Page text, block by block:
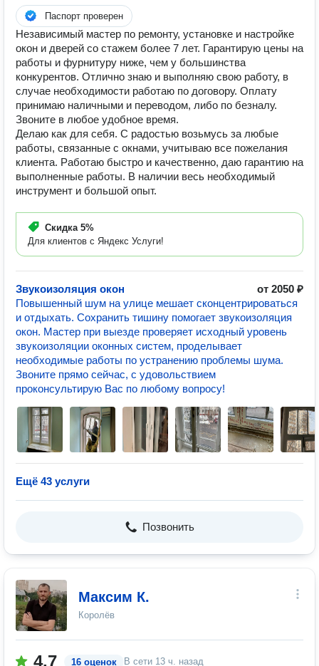
Паспорт проверен
Независимый мастер по ремонту, установке и настройке
окон и дверей со стажем более 7 лет. Гарантирую цены на
работы и фурнитуру ниже, чем у большинства
конкурентов. Отлично знаю и выполняю свою работу, в
случае необходимости работаю по договору. Оплату
принимаю наличными и переводом, либо по безналу.
Звоните в любое удобное время.
Делаю как для себя. С радостью возьмусь за любые
работы, связанные с окнами, учитываю все пожелания
клиента. Работаю быстро и качественно, даю гарантию на
выполненные работы. В наличии весь необходимый
инструмент и большой опыт.
Скидка 5%
Для клиентов с Яндекс Услуги!
Звукоизоляция окон
от 2050 ₽
Повышенный шум на улице мешает сконцентрироваться
и отдыхать. Сохранить тишину помогает звукоизоляция
окон. Мастер при выезде проверяет исходный уровень
звукоизоляции оконных систем, проделывает
необходимые работы по устранению проблемы шума.
Звоните прямо сейчас, с удовольствием
проконсультирую Вас по любому вопросу!
Ещё 43 услуги
Позвонить
Максим К.
Королёв
4.7 16 оценок В сети 13 ч. назад